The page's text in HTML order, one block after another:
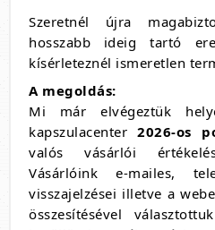
Szeretnél újra
hosszabb ideig tartó
kísérleteznél ismeretlen
A megoldás:
Mi már elvégeztük
kapszulacenter2026-os
valós vásárlói
Vásárlóink e-mailes,
visszajelzései illetve a
összesítésével